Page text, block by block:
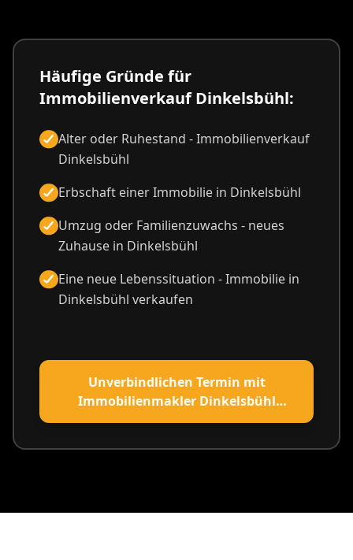
Häufige Gründe für
Immobilienverkauf Dinkelsbühl:
Alter oder Ruhestand - Immobilienverkauf
Dinkelsbühl
Erbschaft einer Immobilie in Dinkelsbühl
Umzug oder Familienzuwachs - neues
Zuhause in Dinkelsbühl
Eine neue Lebenssituation - Immobilie in
Dinkelsbühl verkaufen
Unverbindlichen Termin mit
Immobilienmakler Dinkelsbühl
vereinbaren